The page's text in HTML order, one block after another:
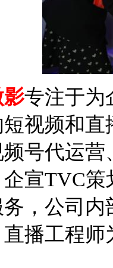
影专注于为
视频和
号代运
宣TVC
，公司
播工程